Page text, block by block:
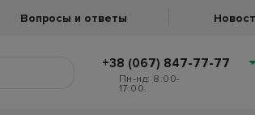
Вопросы и ответы
+38 (067) 847-77-77
Пн-нд: 8:00-
17:00.